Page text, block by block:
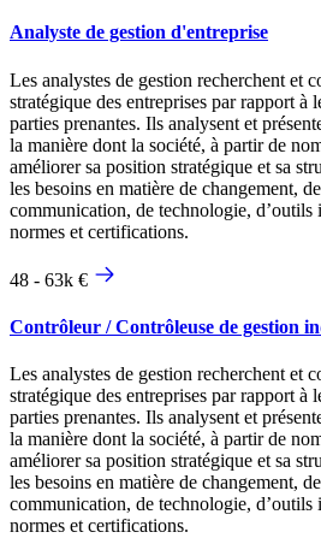
Analyste de gestion d'entreprise
Les analystes de gestion recherchent et
stratégique des entreprises par rapport à
parties prenantes. Ils analysent et
la manière dont la société, à partir de
améliorer sa position stratégique et sa
les besoins en matière de changement,
communication, de technologie,
normes et certifications.
48 - 63k €
Contrôleur / Contrôleuse de gestion
Les analystes de gestion recherchent et
stratégique des entreprises par rapport à
parties prenantes. Ils analysent et
la manière dont la société, à partir de
améliorer sa position stratégique et sa
les besoins en matière de changement,
communication, de technologie,
normes et certifications.